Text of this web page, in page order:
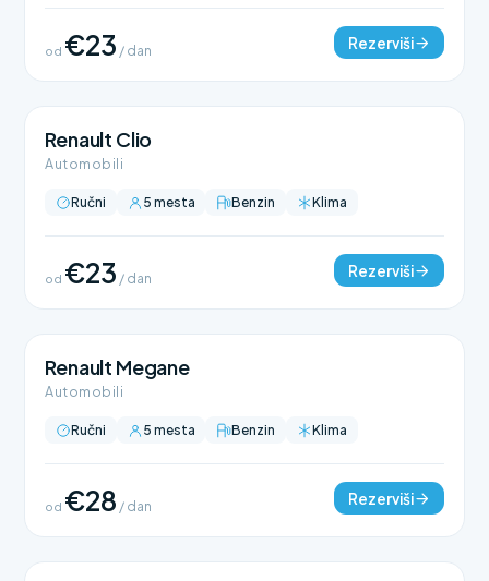
od €23 / dan Rezerviši
Renault Clio
Automobili
Ručni 5 mesta Benzin Klima
od €23 / dan Rezerviši
Renault Megane
Automobili
Ručni 5 mesta Benzin Klima
od €28 / dan Rezerviši